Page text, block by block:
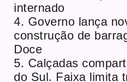
internado
4. Governo lança
construção de
Doce
5. Calçadas
do Sul. Faixa limita